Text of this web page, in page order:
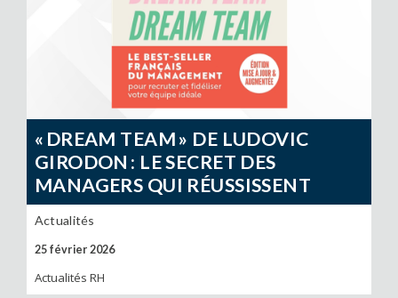
« DREAM TEAM » DE LUDOVIC
GIRODON : LE SECRET DES
MANAGERS QUI RÉUSSISSENT
Actualités
25 février 2026
Actualités RH